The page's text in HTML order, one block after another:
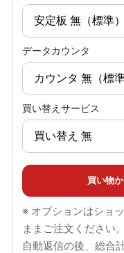
データカウンタ
買い替えサービス
買い物
※ オプションはショ
ままご注文ください
自動返信の後、総合